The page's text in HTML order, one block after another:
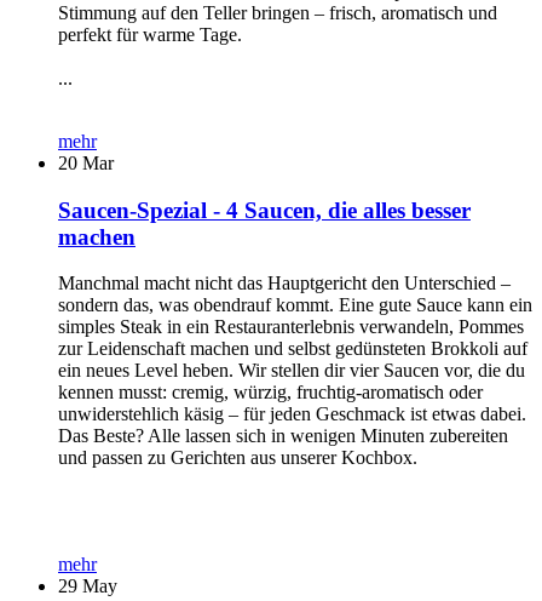
Stimmung auf den Teller bringen – frisch, aromatisch und
perfekt für warme Tage.
...
mehr
20 Mar
Saucen-Spezial - 4 Saucen, die alles besser
machen
Manchmal macht nicht das Hauptgericht den Unterschied –
sondern das, was obendrauf kommt. Eine gute Sauce kann ein
simples Steak in ein Restauranterlebnis verwandeln, Pommes
zur Leidenschaft machen und selbst gedünsteten Brokkoli auf
ein neues Level heben. Wir stellen dir vier Saucen vor, die du
kennen musst: cremig, würzig, fruchtig-aromatisch oder
unwiderstehlich käsig – für jeden Geschmack ist etwas dabei.
Das Beste? Alle lassen sich in wenigen Minuten zubereiten
und passen zu Gerichten aus unserer Kochbox.
mehr
29 May